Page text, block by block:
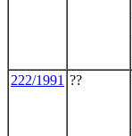
222/1991 ??